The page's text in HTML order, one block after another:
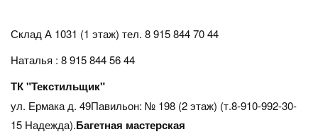
Склад А 1031 (1 этаж) тел. 8 915 844 70 44
Наталья : 8 915 844 56 44
ТК "Текстильщик"
ул. Ермака д. 49Павильон: № 198 (2 этаж) (т.8-910-992-30-
15 Надежда).Багетная мастерская